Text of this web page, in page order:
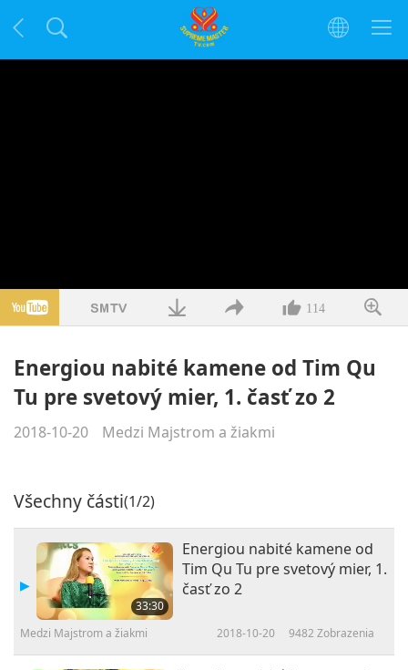
114
Energiou nabité kamene od Tim Qu
Tu pre svetový mier, 1. časť zo 2
2018-10-20 Medzi Majstrom a žiakmi
Všechny části(1/2)
33:30
Energiou nabité kamene od
Tim Qu Tu pre svetový mier, 1.
časť zo 2
Medzi Majstrom a žiakmi 2018-10-20 9482 Zobrazenia